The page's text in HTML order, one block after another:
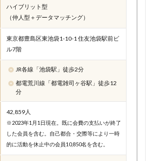
ハイブリット型
（仲人型＋データマッチング）
東京都豊島区東池袋1-10-1 住友池袋駅前ビ
ル7階
JR各線「池袋駅」徒歩2分
都電荒川線「都電雑司ヶ谷駅」徒歩12
分
42,859人
※2023年1月1日現在。既に会費の支払いが終了
した会員を含む。自己都合・交際等により一時
的に活動を休止中の会員10,850名を含む。